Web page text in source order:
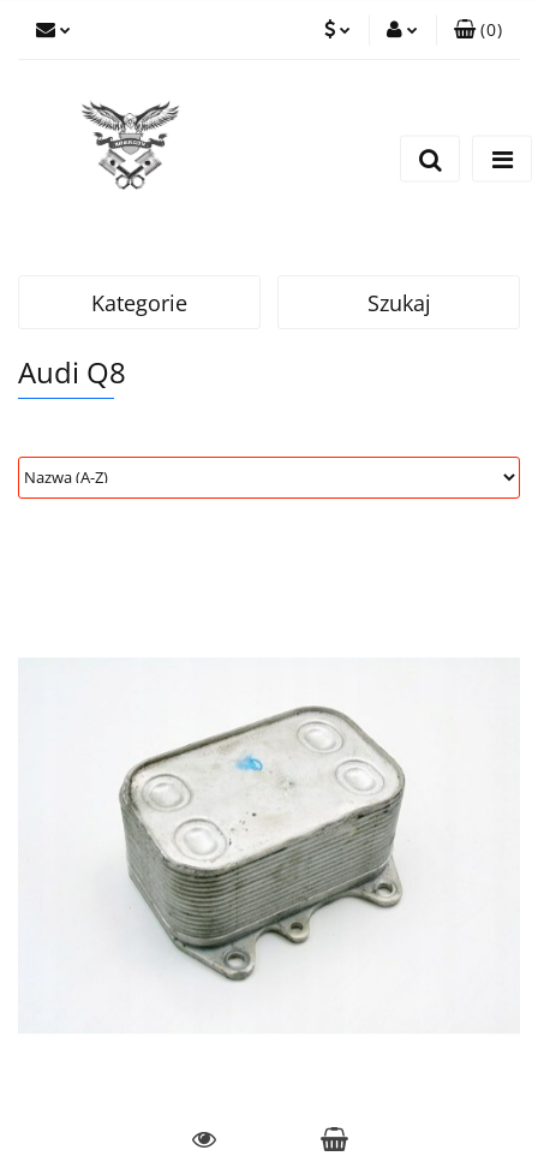
(0)
Kategorie Szukaj
Audi Q8